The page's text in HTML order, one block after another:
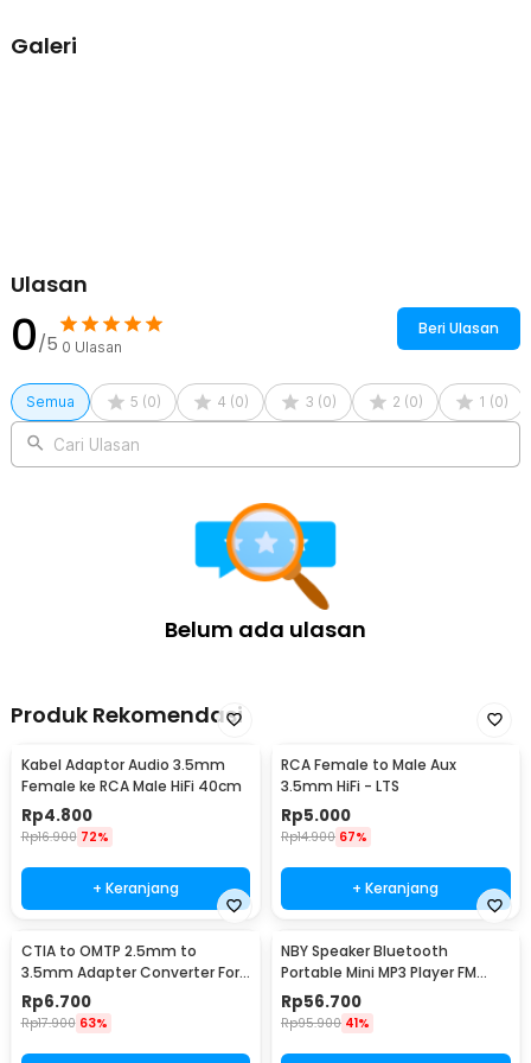
1 x Panduan Penggunaan
Galeri
Ulasan
0/5 0 Ulasan
Beri Ulasan
Semua 5 (0) 4 (0) 3 (0) 2 (0) 1 (0)
Cari Ulasan
Belum ada ulasan
Produk Rekomendasi
Kabel Adaptor Audio 3.5mm
Female ke RCA Male HiFi 40cm
Rp4.800
Rp16.900 72%
+ Keranjang
RCA Female to Male Aux
3.5mm HiFi - LTS
Rp5.000
Rp14.900 67%
+ Keranjang
CTIA to OMTP 2.5mm to
3.5mm Adapter Converter For
Sony HTC Earphones
Rp6.700
Rp17.900 63%
NBY Speaker Bluetooth
Portable Mini MP3 Player FM
Radio 3W - TD-V26
Rp56.700
Rp95.900 41%